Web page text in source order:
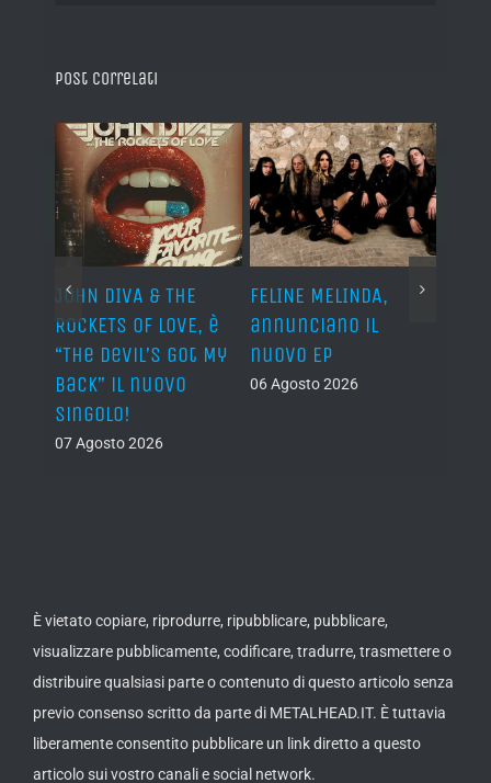
Post correlati
JOHN DIVA & THE
ROCKETS OF LOVE, è
“The Devil’s Got My
Back” il nuovo
singolo!
07 Agosto 2026
FELINE MELINDA,
annunciano il
nuovo EP
06 Agosto 2026
È vietato copiare, riprodurre, ripubblicare, pubblicare,
visualizzare pubblicamente, codificare, tradurre, trasmettere o
distribuire qualsiasi parte o contenuto di questo articolo senza
previo consenso scritto da parte di METALHEAD.IT. È tuttavia
liberamente consentito pubblicare un link diretto a questo
articolo sui vostro canali e social network.